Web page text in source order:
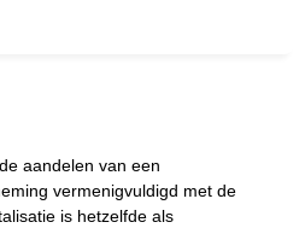
aandelen van een
vermenigvuldigd met de
is hetzelfde als